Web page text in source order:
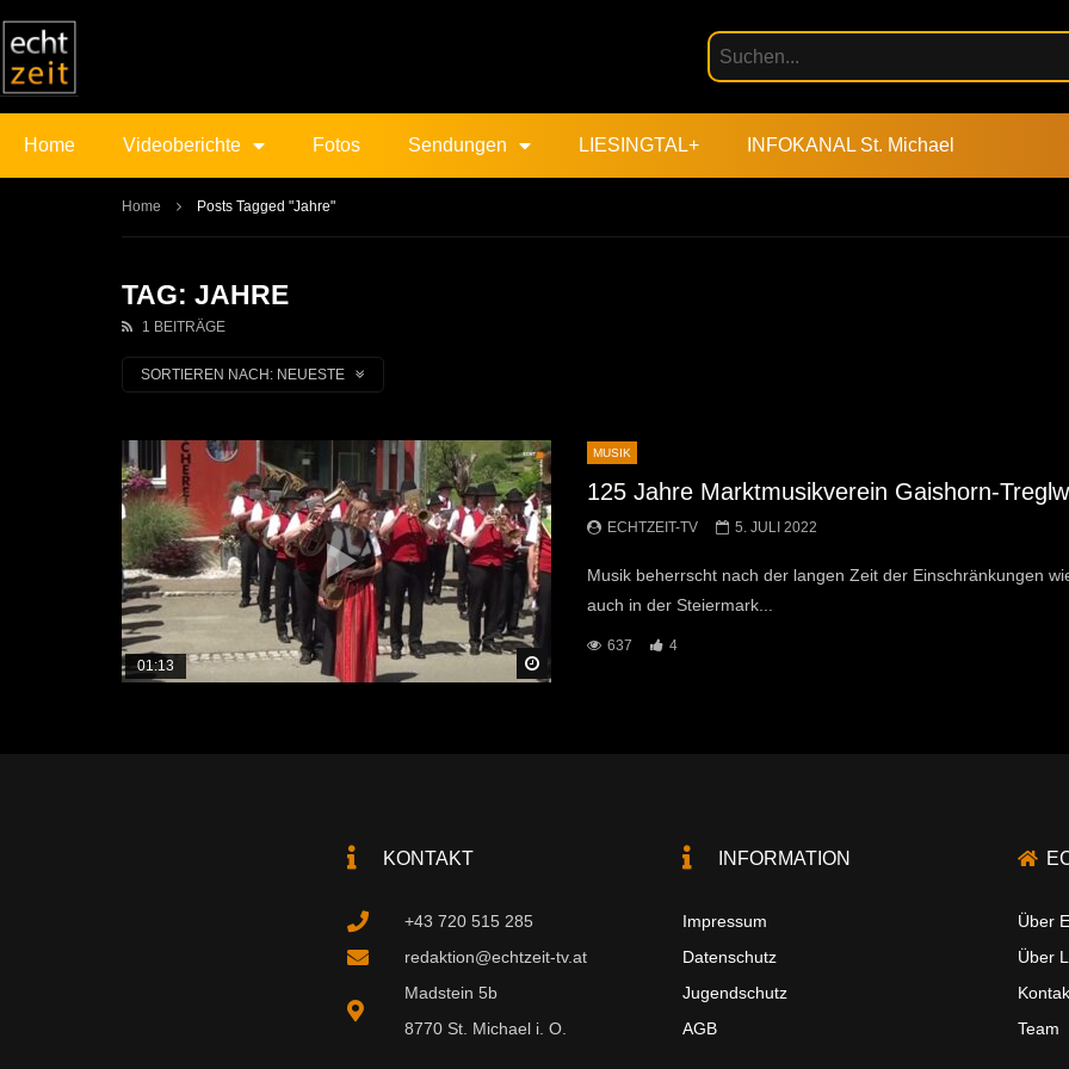
Home Videoberichte Fotos Sendungen LIESINGTAL+ INFOKANAL St. Michael
Home Posts Tagged "Jahre"
TAG: JAHRE
1 BEITRÄGE
SORTIEREN NACH: NEUESTE
01:13
MUSIK
125 Jahre Marktmusikverein Gaishorn-
ECHTZEIT-TV 5. JULI 2022
Musik beherrscht nach der langen Zeit der Einschränkungen
auch in der Steiermark...
637 4
KONTAKT
+43 720 515 285
redaktion@echtzeit-tv.at
Madstein 5b
8770 St. Michael i. O.
INFORMATION
Impressum
Datenschutz
Jugendschutz
AGB
Über
Über
Team